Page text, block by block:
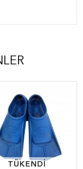
TÜKENDİ
TÜKENDİ